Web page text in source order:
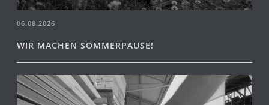
06.08.2026
WIR MACHEN SOMMERPAUSE!